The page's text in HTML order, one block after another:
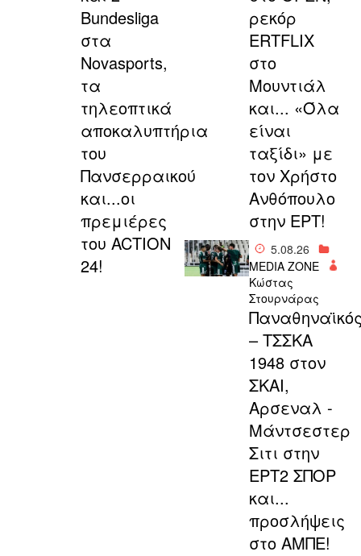
Bundesliga
στα
Novasports,
τα
τηλεοπτικά
αποκαλυπτήρια
του
Πανσερραικού
και...οι
πρεμιέρες
του ACTION
24!
ρεκόρ
ERTFLIX
στο
Μουντιάλ
και... «Όλα
είναι
ταξίδι» με
τον Χρήστο
Ανθόπουλο
στην ΕΡΤ!
5.08.26
MEDIA ZONE
Κώστας
Στουρνάρας
– ΤΣΣΚΑ
1948 στον
ΣΚΑΙ,
Αρσεναλ -
Μάντσεστερ
Σιτι στην
ΕΡΤ2 ΣΠΟΡ
και...
προσλήψεις
στο ΑΜΠΕ!